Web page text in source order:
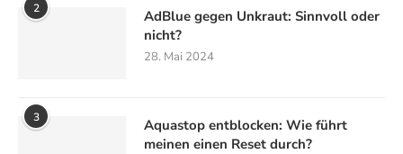
2
AdBlue gegen Unkraut: Sinnvoll oder
nicht?
28. Mai 2024
3
Aquastop entblocken: Wie führt
meinen einen Reset durch?